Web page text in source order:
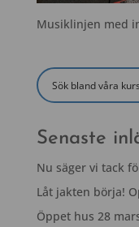
Musiklinjen med
Senaste
Nu säger vi tack
Låt jakten börja!
Öppet hus 28